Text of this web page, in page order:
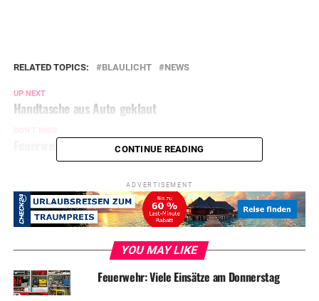
RELATED TOPICS: BLAULICHT NEWS
UP NEXT
Handtasche aus Auto geklaut
Feuerwehr am Wochenende fünf Mal im Einsatz
CONTINUE READING
ADVERTISEMENT
YOU MAY LIKE
Feuerwehr: Viele Einsätze am Donnerstag